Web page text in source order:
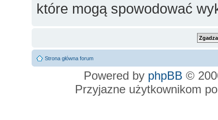
które mogą spowodować
Strona główna forum
Powered by phpBB ©
Przyjazne użytkownikom